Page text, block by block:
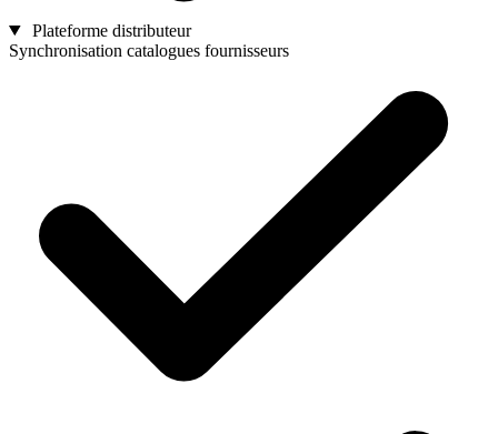
Plateforme distributeur
Synchronisation catalogues fournisseurs